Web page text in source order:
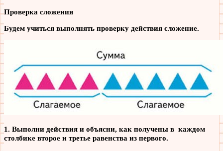
Проверка сложения
Будем учиться выполнять проверку действия сложение.
1. Выполни действия и объясни, как получены в каждом
столбике второе и третье равенства из первого.